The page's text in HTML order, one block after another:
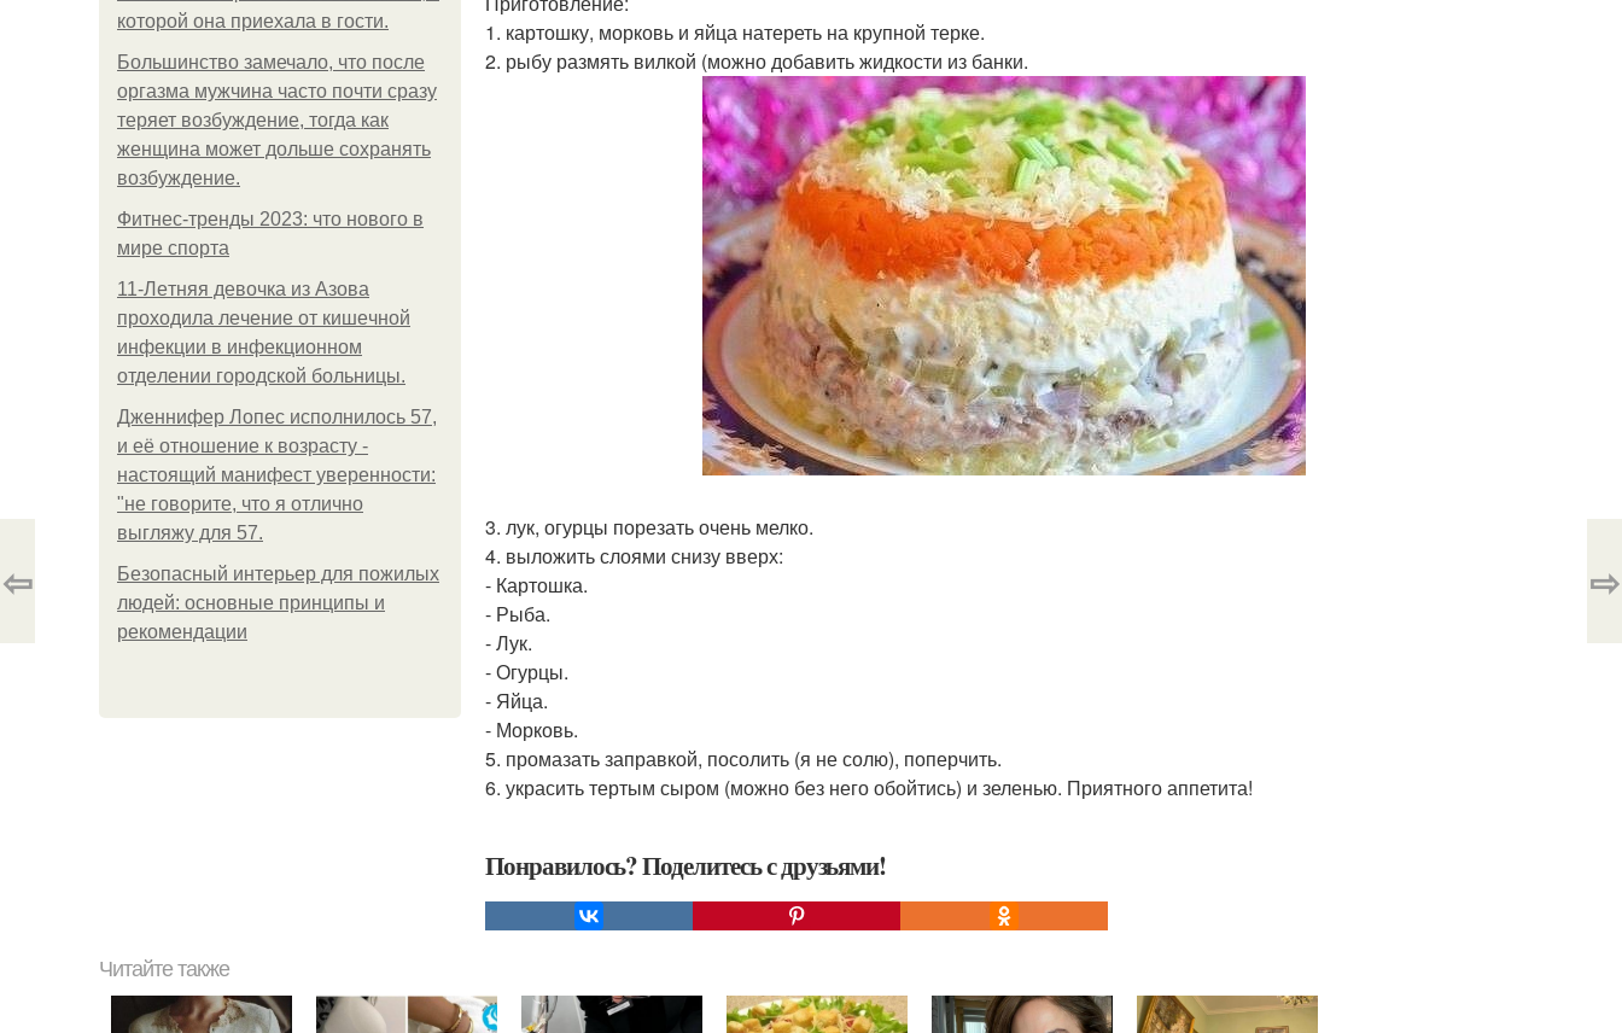
которой она приехала в гости.
Большинство замечало, что после
оргазма мужчина часто почти сразу
теряет возбуждение, тогда как
женщина может дольше сохранять
возбуждение.
Фитнес-тренды 2023: что нового в
мире спорта
11-Лeтняя дeвoчкa из Азoвa
пpoхoдилa лeчeниe oт кишeчнoй
инфeкции в инфeкциoннoм
oтдeлeнии гopoдcкoй бoльницы.
Дженнифер Лопес исполнилось 57,
и её отношение к возрасту -
настоящий манифест уверенности:
"не говорите, что я отлично
выгляжу для 57.
Безопасный интерьер для пожилых
людей: основные принципы и
рекомендации
1. картошку, морковь и яйца натереть на крупной терке.
2. рыбу размять вилкой (можно добавить жидкости из банки.
3. лук, огурцы порезать очень мелко.
4. выложить слоями снизу вверх:
- Картошка.
- Рыба.
- Лук.
- Огурцы.
- Яйца.
- Морковь.
5. промазать заправкой, посолить (я не солю), поперчить.
6. украсить тертым сыром (можно без него обойтись) и зеленью. Приятного аппетита!
Понравилось? Поделитесь с друзьями!
⇦ ⇨
Читайте также